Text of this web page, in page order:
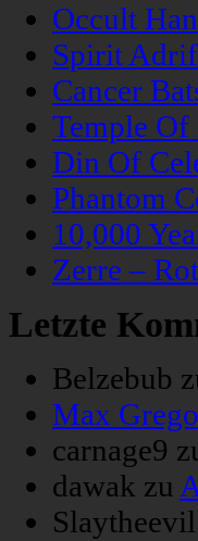
Occult
Spirit
Cancer
Temple
Din Of
Phantom
10,000
Zerre –
Letzte
Belzebub
Max
carnage9
dawak zu
Slaytheevil